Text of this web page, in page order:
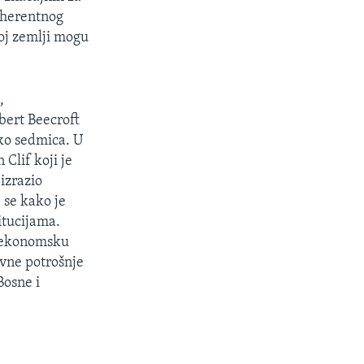
zemlji mogu
Beecroft
sedmica. U
Clif koji je
kako je
potrošnje
i